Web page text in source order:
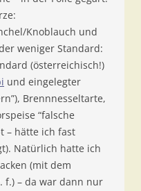
Knoblauch und
weniger Standard:
(österreichisch!)
und eingelegter
Brennnesseltarte,
“falsche
– hätte ich fast
Natürlich hatte ich
(mit dem
f.) – da war dann nur